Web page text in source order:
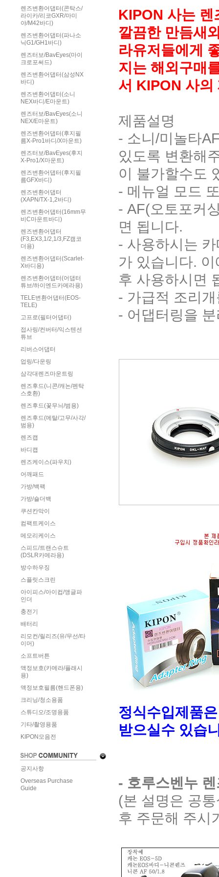
렌즈변환어댑터(콘탁스/
라이카/리코GXR/마미
야/M42바디)
렌즈변환어댑터(파나소
닉G1/GH1바디)
렌즈터보/BavEyes(마이
크로포써드)
렌즈변환어댑터(삼성NX
바디)
렌즈변환어댑터(소니
NEX바디/E마운트)
렌즈터보/BavEyes(소니
NEX/E마운트)
렌즈변환어댑터(후지필
름X-Pro1바디/X마운트)
렌즈터보/BavEyes(후지
X-Pro1/X마운트)
렌즈변환어댑터(후지필
름GFX바디)
렌즈변환어댑터
(XAPN/TX-1,2바디)
렌즈변환어댑터(16mm무
비C마운트바디)
렌즈변환어댑터
(F3,EX3,1/2,1/3,FZ캠코
더용)
렌즈변환어댑터(Scarlet-
X바디용)
렌즈변환어댑터(어댑터
튜브/하이엔드카메라용)
TELE변환어댑터(EOS-
TELE)
고프로(필터어댑터)
접사링/컨버터/익스텐션
튜브
리버스어댑터
업링/다운링
삼각대렌즈마운트링
렌즈후드(니콘/캐논/펜탁
스호환)
렌즈후드(꽃무늬/범용)
렌즈후드(메탈/고무/사각/
범용)
렌즈캡
바디캡
렌즈케이스(파우치)
어깨패드
가방/백팩
가방/숄더백
쿠션칸막이
컴팩트케이스
메모리케이스
스피드/트랜스슈트
(DSLR카메라용)
방수하우징
스플릿스크린
아이피스/아이컵/앵글파
인더
충전기
배터리
리모컨/릴리즈(유/무선/타
이머)
소프트버튼
액정보호(카메라/플래시
용)
액정보호필름(핸드폰용)
크리닝/청소용품
스튜디오/조명용품
기타/촬영용품
KIPON모음전
공지사항
Overseas Purchase
Guide
KIPON 사는
깔끔한 만듬새
라유저들에게
지는 해외구매
서 KIPON 사의
제품설명
- 소니/미놀타
있도록 변환해
이 불가할수도
- 메뉴얼 모드
- AF(오토포커
면 됩니다.
- 사용하시는
가 있습니다.
후 사용하시면
- 가급적 조리
- 어댑터링을
정식수입제품
받으실수 있습
- 호루스벤누
(본 설명은 공
후 주문해 주시